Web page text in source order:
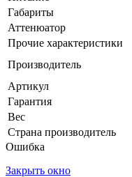
Габариты
Аттенюатор
Прочие характеристики
Производитель
Артикул
Гарантия
Вес
Страна производитель
Ошибка
Закрыть окно